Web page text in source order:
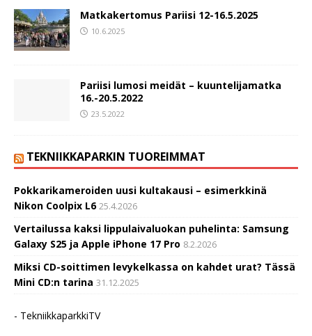
Matkakertomus Pariisi 12-16.5.2025
10.6.2025
Pariisi lumosi meidät – kuuntelijamatka
16.-20.5.2022
23.5.2022
TEKNIIKKAPARKIN TUOREIMMAT
Pokkarikameroiden uusi kultakausi – esimerkkinä
Nikon Coolpix L6 25.4.2026
Vertailussa kaksi lippulaivaluokan puhelinta: Samsung
Galaxy S25 ja Apple iPhone 17 Pro 8.2.2026
Miksi CD-soittimen levykelkassa on kahdet urat? Tässä
Mini CD:n tarina 31.12.2025
- TekniikkaparkkiTV